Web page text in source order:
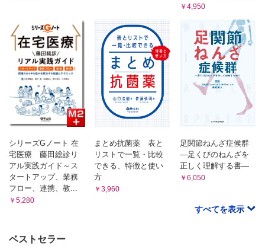
「前看取り期」をしっかり確保しよう
参考文献
索引
COLUMN
(1)現場で働くスタッフに伝えたいこと
(2)皮下輸液の利点と実施時の留意点
(3)流行する感染症（COVID-19のような新興感染症を含む）への対応
における留意点
(4)浮腫み（むくみ）がみられたときの向き合い方
(1)「終末期」「人生の最終段階」の定義
(2)症状に乏しい「高齢者の肺炎」は予防と早期発見が大切！
(3)尿路感染症の判定は簡易検査キットで
(4)悪性症候群は初期対応が肝心
(5)敗血症を疑うサインを知っておこう
(6)食止めや摂食ムラがあるときはインスリン分泌を促す薬に注意！
(7)自然回復する「意識消失」と，治さないと回復しない「意識障
(9)覚醒レベルの低下が起きる電解質異常・起きない電解質異常
事例(11) 倦怠感や食欲低下，口腔乾燥がみられ，覚醒レベ
ルが低下したKさん
「高血糖」のときに求められる対応
「高血糖」の考え方とチェックポイント
7．意識がない
事例(12) 排便後，トイレ内で意識消失したLさん
事例(13) 施設入居中の姉の面会に来て，会話している途中
に意識消失したMさん
「意識がない」ときの考え方とチェックポイント(1)
事例(14) インフルエンザと診断されて6日後に意識障害が
みられたNさん
事例(15) 倦怠感と食欲低下があり，徐々に覚醒レベルが低
下したOさん
「意識がない」ときの考え方とチェックポイント(2)
8．脈拍数が多い（頻脈）
￥4,950
シリーズGノート 在
宅医療 藤田総診リ
アル実践ガイド～ス
タートアップ、業務
フロー、連携、教...
￥5,280
まとめ抗菌薬 表と
リストで一覧・比較
できる、特徴と使い
方
￥3,960
足関節ねんざ症候群
―足くびのねんざを
正しく理解する書―
￥6,050
すべてを表示
ベストセラー